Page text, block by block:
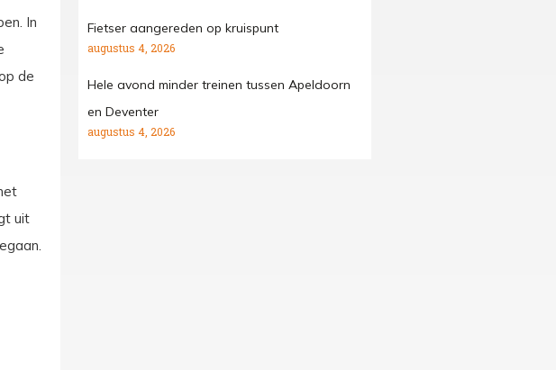
In
de
uit
Fietser aangereden op kruispunt
augustus 4, 2026
Hele avond minder treinen tussen Apeldoorn
en Deventer
augustus 4, 2026